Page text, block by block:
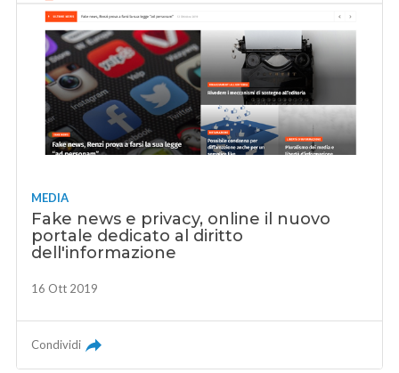
MEDIA
Fake news e privacy, online il nuovo
portale dedicato al diritto
dell'informazione
16 Ott 2019
Condividi